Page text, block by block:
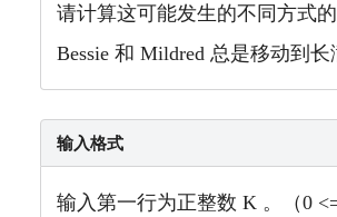
请计算这可能发生的不同方式的
Bessie 和 Mildred 总是移动到
输入格式
输入第一行为正整数 K 。（0